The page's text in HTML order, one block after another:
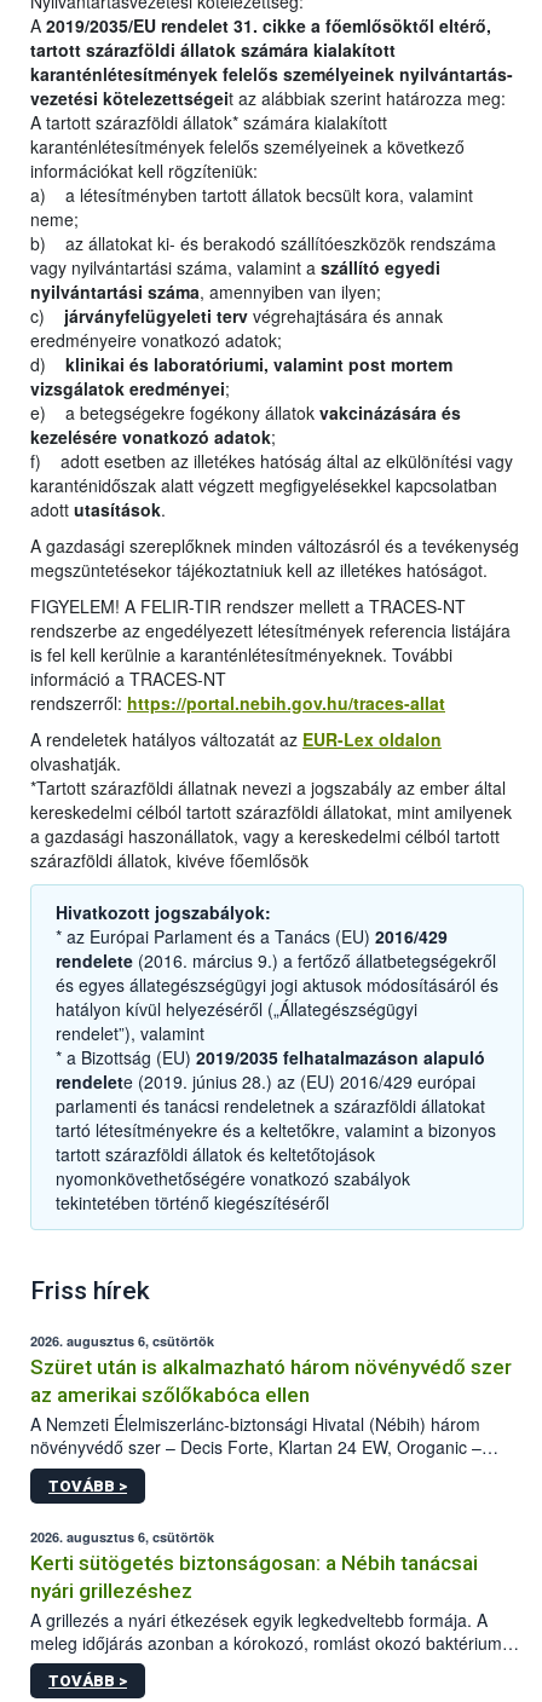
A 2019/2035/EU rendelet 31. cikke a főemlősöktől eltérő,
tartott szárazföldi állatok számára kialakított
karanténlétesítmények felelős személyeinek nyilvántartás-
vezetési kötelezettségeit az alábbiak szerint határozza meg:
A tartott szárazföldi állatok* számára kialakított
karanténlétesítmények felelős személyeinek a következő
információkat kell rögzíteniük:
a) a létesítményben tartott állatok becsült kora, valamint
neme;
b) az állatokat ki- és berakodó szállítóeszközök rendszáma
vagy nyilvántartási száma, valamint a szállító egyedi
nyilvántartási száma, amennyiben van ilyen;
c) járványfelügyeleti terv végrehajtására és annak
eredményeire vonatkozó adatok;
d) klinikai és laboratóriumi, valamint post mortem
vizsgálatok eredményei;
e) a betegségekre fogékony állatok vakcinázására és
kezelésére vonatkozó adatok;
f) adott esetben az illetékes hatóság által az elkülönítési vagy
karanténidőszak alatt végzett megfigyelésekkel kapcsolatban
adott utasítások.
A gazdasági szereplőknek minden változásról és a tevékenység
megszüntetésekor tájékoztatniuk kell az illetékes hatóságot.
FIGYELEM! A FELIR-TIR rendszer mellett a TRACES-NT
rendszerbe az engedélyezett létesítmények referencia listájára
is fel kell kerülnie a karanténlétesítményeknek. További
információ a TRACES-NT
rendszerről: https://portal.nebih.gov.hu/traces-allat
A rendeletek hatályos változatát az EUR-Lex oldalon
olvashatják.
*Tartott szárazföldi állatnak nevezi a jogszabály az ember által
kereskedelmi célból tartott szárazföldi állatokat, mint amilyenek
a gazdasági haszonállatok, vagy a kereskedelmi célból tartott
szárazföldi állatok, kivéve főemlősök
Hivatkozott jogszabályok:
* az Európai Parlament és a Tanács (EU) 2016/429
rendelete (2016. március 9.) a fertőző állatbetegségekről
és egyes állategészségügyi jogi aktusok módosításáról és
hatályon kívül helyezéséről („Állategészségügyi
rendelet”), valamint
* a Bizottság (EU) 2019/2035 felhatalmazáson alapuló
rendelete (2019. június 28.) az (EU) 2016/429 európai
parlamenti és tanácsi rendeletnek a szárazföldi állatokat
tartó létesítményekre és a keltetőkre, valamint a bizonyos
tartott szárazföldi állatok és keltetőtojások
nyomonkövethetőségére vonatkozó szabályok
tekintetében történő kiegészítéséről
Friss hírek
2026. augusztus 6, csütörtök
Szüret után is alkalmazható három növényvédő szer
az amerikai szőlőkabóca ellen
A Nemzeti Élelmiszerlánc-biztonsági Hivatal (Nébih) három
növényvédő szer – Decis Forte, Klartan 24 EW, Oroganic –
engedélyokiratát módosította, így azok a szüretet követően,
egészen a vesszőérettség (BBCH 91) stádiumáig
érésű szőlőkben is legyen lehetőség a károsító elleni további
védekezésre. Az Oroganic készítmény kis kiszerelésben kiskerti
felhasználók számára is elérhető és ökológiai termesztésben is
engedélyezett.
TOVÁBB >
2026. augusztus 6, csütörtök
Kerti sütögetés biztonságosan: a Nébih tanácsai
nyári grillezéshez
A grillezés a nyári étkezések egyik legkedveltebb formája. A
meleg időjárás azonban a kórokozó, romlást okozó baktériumok
gyorsabb szaporodásának is kedvez. A szabadtéri sütögetés
ezért nem csupán a megfelelő sütési technikáról szól: legalább
TOVÁBB >